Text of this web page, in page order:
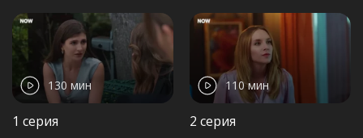
130 мин
1 серия
110 мин
2 серия